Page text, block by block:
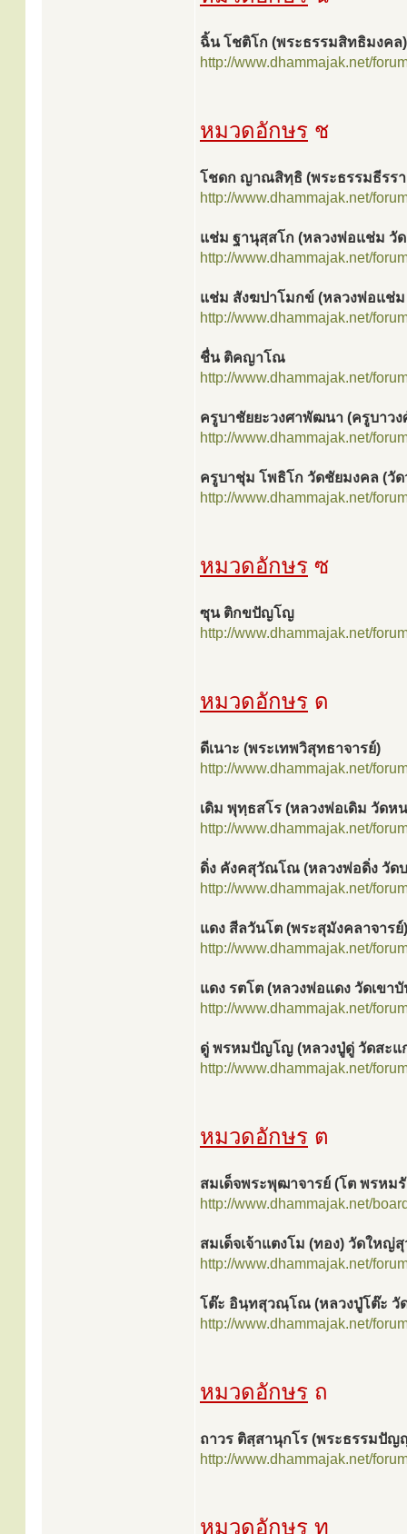
ฉิ้น โชติโก (พระธรรมสิทธิมงคล)
http://www.dhammajak.net/
หมวดอักษร ช
โชดก ญาณสิทฺธิ (พระธรรมธีรร
http://www.dhammajak.net/
แช่ม ฐานุสฺสโก (หลวงพ่อแช่ม วั
http://www.dhammajak.net/
แช่ม สังฆปาโมกข์ (หลวงพ่อแช่ม
http://www.dhammajak.net/
ชื่น ติคญาโณ
http://www.dhammajak.net/
ครูบาชัยยะวงศาพัฒนา (ครูบาวง
http://www.dhammajak.net/
ครูบาชุ่ม โพธิโก วัดชัยมงคล (วัด
http://www.dhammajak.net/
หมวดอักษร ซ
ซุน ติกขปัญโญ
http://www.dhammajak.net/
หมวดอักษร ด
ดีเนาะ (พระเทพวิสุทธาจารย์)
http://www.dhammajak.net/
เดิม พุทฺธสโร (หลวงพ่อเดิม วัดห
http://www.dhammajak.net/
ดิ่ง คังคสุวัณโณ (หลวงพ่อดิ่ง วัด
http://www.dhammajak.net/
แดง สีลวันโต (พระสุมังคลาจารย์)
http://www.dhammajak.net/
แดง รตโต (หลวงพ่อแดง วัดเขา
http://www.dhammajak.net/
ดู่ พรหมปัญโญ (หลวงปู่ดู่ วัดสะแ
http://www.dhammajak.net/
หมวดอักษร ต
สมเด็จพระพุฒาจารย์ (โต พรหม
http://www.dhammajak.net/
สมเด็จเจ้าแตงโม (ทอง) วัดใหญ่
http://www.dhammajak.net/
โต๊ะ อินฺทสุวณฺโณ (หลวงปู่โต๊ะ วั
http://www.dhammajak.net/
หมวดอักษร ถ
ถาวร ติสฺสานุกโร (พระธรรมปัญ
http://www.dhammajak.net/
หมวดอักษร ท